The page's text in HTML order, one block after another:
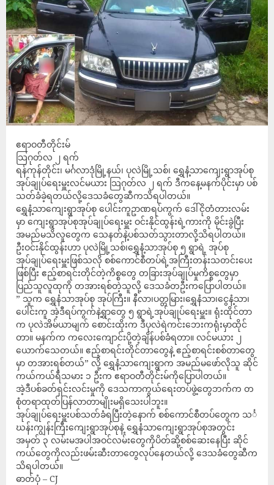
ဧရာဝတီတိုင်းမ်
သြဂုတ်လ ၂ ရက်
ရန်ကုန်တိုင်း၊ မင်္ဂလာဒုံမြို့နယ်၊ ပုလဲမြို့သစ်၊ ရွှေနံ့သာကျေးရွာအုပ်စု
အုပ်ချုပ်ရေးမှူးလင်မယား သြဂုတ်လ ၂ ရက် ဒီကနေ့မနက်ပိုင်းမှာ ပစ်
သတ်ခံခဲ့ရတယ်လို့ဒေသခံတွေဆီကသိရပါတယ်။
ရွှေနံ့သာကျေးရွာအုပ်စု ပေါင်းကူဥာဏရပ်ကွက် ဒေါ်ငိုတံတားလမ်း
မှာ ကျေးရွာအုပ်စုအုပ်ချုပ်ရေးမှူး ဝင်းနိုင်ထွန်းရဲ့ကားကို မိုင်းခွဲပြီး
အမည်မသိလူတွေက သေနတ်နဲ့ပစ်သတ်သွားတာလို့သိရပါတယ်။
ဦးဝင်းနိုင်ထွန်းဟာ ပုလဲမြို့သစ်၊ရွှေနံ့သာအုပ်စု ၅ ရွာရဲ့ အုပ်စု
အုပ်ချုပ်ရေးမှူးဖြစ်သလို စစ်ကောင်စီတပ်ရဲ့အကြီးတန်းသတင်းပေး
ဖြစ်ပြီး ဧည့်စာရင်းတိုင်တဲ့ကိစ္စတွေ တခြားအုပ်ချုပ်မှုကိစ္စတွေမှာ
ပြည်သူလူထုကို တအားရစ်တဲ့သူလို့ ဒေသခံတဦးကပြောပါတယ်။
” သူက ရွှေနံသာအုပ်စု အုပ်ကြီး။ နီလာ၊ပတ္တမြား၊ရွှေနံသာ၊ငွေနံ့သာ၊
ပေါင်းကူ အဲ့ဒီရပ်ကွက်နဲ့ရွာတွေ ၅ ရွာရဲ့အုပ်ချုပ်ရေးမှူး။ ရုံးထိုင်တာ
က ပုလဲအိမ်ယာမျက် စောင်းထိုးက ဒီပုလဲရဲကင်းဘေးကရုံးမှာထိုင်
တာ။ မနက်က ကလေးကျောင်းပို့တဲ့ချိန်ပစ်ခံရတာ။ လင်မယား ၂
ယောက်သေတယ်။ ဧည့်စာရင်းတိုင်တာတွေနဲ့ ဧည့်စာရင်းစစ်တာတွေ
မှာ တအားရစ်တယ်” လို့ ရွှေနံ့သာကျေးရွာက အမည်မဖော်လိုသူ ဆိုင်
ကယ်ကယ်ရီသမား ၁ ဦးက ဧရာဝတီတိုင်းမ်ကိုပြောပါတယ်။
အဲ့ဒီပစ်ခတ်ရှင်းလင်းမှုကို ဒေသကာကွယ်ရေးတပ်ဖွဲ့တွေဘက်က တ
စုံတရာထုတ်ပြန်လာတာမျိုးမရှိသေးပါဘူး။
အုပ်ချုပ်ရေးမှူးပစ်သတ်ခံရပြီးတဲ့နောက် စစ်ကောင်စီတပ်တွေက သင်္
ဃန်းကျွန်းကြီးကျေးရွာအုပ်စုနဲ့ ရွှေနံသာကျေးရွာအုပ်စုအတွင်း
အမှတ် ၃ လမ်းမအပါအဝင်လမ်းတွေကိုပိတ်ဆို့စစ်ဆေးနေပြီး ဆိုင်
ကယ်တွေကိုလည်းဖမ်းဆီးတာတွေလုပ်နေတယ်လို့ ဒေသခံတွေဆီက
သိရပါတယ်။
ဓာတ်ပုံ – CJ